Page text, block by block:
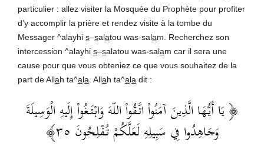
particulier : allez visiter la Mosquée du Prophète pour profiter
d’y accomplir la prière et rendez visite à la tombe du
Messager ^alayhi s–salatou was-salam. Recherchez son
intercession ^alayhi s–salatou was-salam car il sera une
cause pour que vous obteniez ce que vous souhaitez de la
part de Allah ta^ala . Allah ta^ala dit :
﴿ يَا أَيُّهَا الَّذِينَ آمَنُواْ اتَّقُواْ اللّهَ وَابْتَغُواْ إِلَيهِ الْوَسِيلَةَ
وَجَاهِدُوا فِي سَبِيلِهِ لَعَلَّكُمْ تُفْلِحُونَ ٣٥﴾